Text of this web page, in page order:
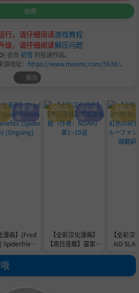
收藏
行，请仔细阅读游戏教程
级，请仔细阅读解压问题
会员 初雪 的投递作品。
地址： https://www.moemc.com/5638/。
报告
漫画】[Fred
Spiderfriend
[Ongoin
g]
全彩漫
画
【全彩汉化漫画】
【周日连载】富家女
全彩汉
化
全彩漫
画
【全彩汉
AID
ブルー
ー) [中
全彩汉
化